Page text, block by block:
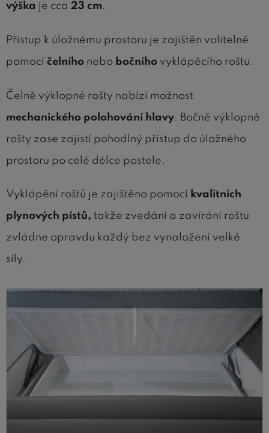
výška je cca 23 cm.
Přístup k úložnému prostoru je zajištěn volitelně
pomocí čelního nebo bočního vyklápěcího roštu.
Čelně výklopné rošty nabízí možnost
mechanického polohování hlavy . Bočně výklopné
rošty zase zajistí pohodlný přístup do úložného
prostoru po celé délce postele.
Vyklápění roštů je zajištěno pomocí kvalitních
plynových pístů, takže zvedání a zavírání roštu
zvládne opravdu každý bez vynaložení velké
síly.